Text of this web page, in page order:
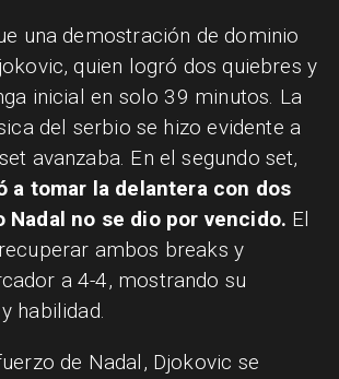
una demostración de dominio
quien logró dos quiebres y
inicial en solo 39 minutos. La
del serbio se hizo evidente a
avanzaba. En el segundo set,
a tomar la delantera con dos
Nadal no se dio por vencido. El
ambos breaks y
a 4-4, mostrando su
habilidad.
de Nadal, Djokovic se